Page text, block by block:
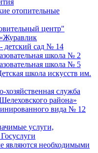
отопительные
центр"
детский сад № 14
школа № 2
школа № 5
школа искусств им.
служба
района»
вида № 12
услуги,
являются необходимыми